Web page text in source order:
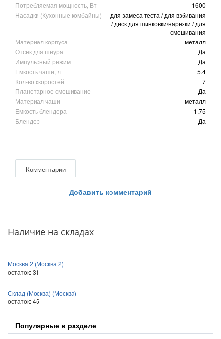
Потребляемая мощность, Вт
1600
Насадки (Кухонные комбайны)
для замеса теста / для взбивания
/ диск для шинковки/нарезки / для
смешивания
Материал корпуса
металл
Отсек для шнура
Да
Импульсный режим
Да
Емкость чаши, л
5.4
Кол-во скоростей
7
Планетарное смешивание
Да
Материал чаши
металл
Емкость блендера
1.75
Блендер
Да
Комментарии
Добавить комментарий
Наличие на складах
Москва 2 (Москва 2)
остаток:31
Склад (Москва) (Москва)
остаток:45
Популярные в разделе